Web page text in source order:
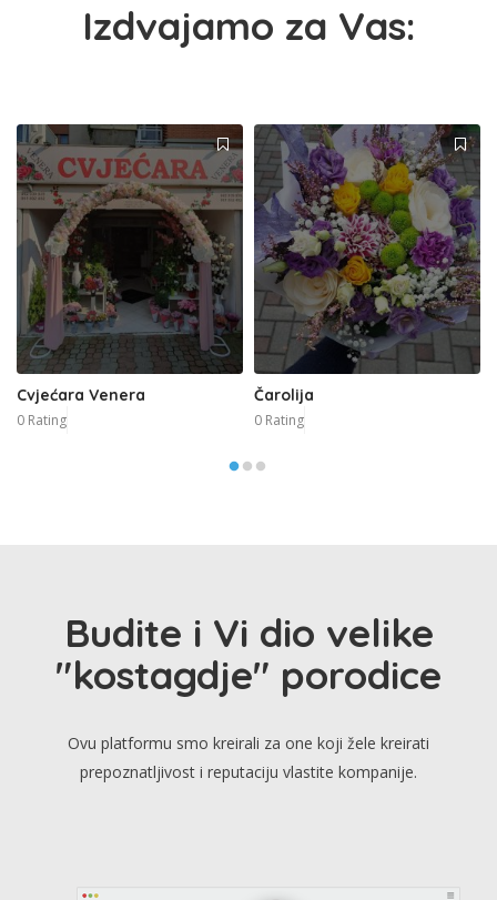
Izdvajamo za Vas:
Cvjećara Venera
0 Rating
Čarolija
0 Rating
Budite i Vi dio velike
"kostagdje" porodice
Ovu platformu smo kreirali za one koji žele kreirati
prepoznatljivost i reputaciju vlastite kompanije.